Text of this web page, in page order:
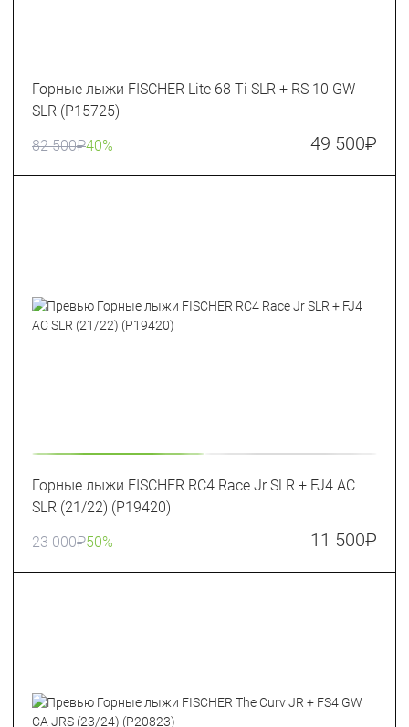
Горные лыжи FISCHER Lite 68 Ti SLR + RS 10 GW
SLR (P15725)
82 500₽40% 49 500₽
Горные лыжи FISCHER RC4 Race Jr SLR + FJ4 AC
SLR (21/22) (P19420)
23 000₽50% 11 500₽